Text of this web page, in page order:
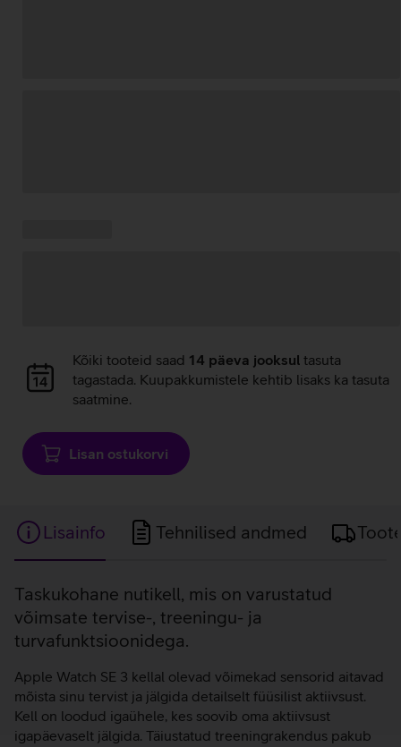
Andmete
laadimine
Kõiki tooteid saad 14 päeva jooksul tasuta
tagastada. Kuupakkumistele kehtib lisaks ka tasuta
saatmine.
Lisan ostukorvi
Lisainfo Tehnilised andmed
Lisainfo
Taskukohane nutikell, mis on varustatud
võimsate tervise-, treeningu- ja
turvafunktsioonidega.
Apple Watch SE 3 kellal olevad võimekad sensorid aitavad
mõista sinu tervist ja jälgida detailselt füüsilist aktiivsust.
Kell on loodud igaühele, kes soovib oma aktiivsust
igapäevaselt jälgida. Täiustatud treeningrakendus pakub